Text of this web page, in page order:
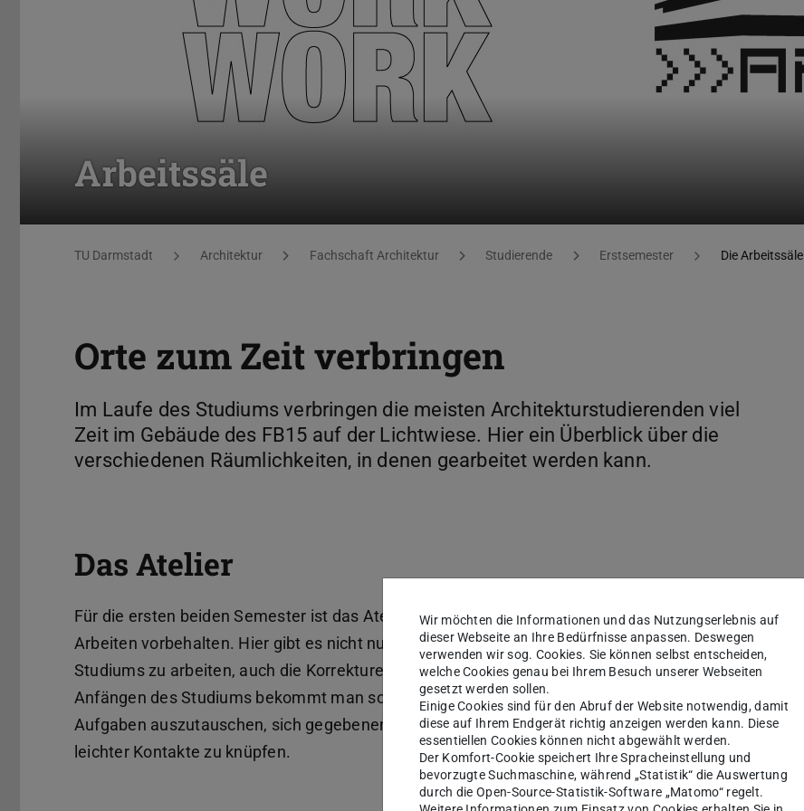
Arbeitssäle
Sie befinden sich hier:
TU Darmstadt Architektur Fachschaft Architektur Studierende Erstsemester Die Arbeitssäle
Orte zum Zeit verbringen
Im Laufe des Studiums verbringen die meisten Architekturstudierenden viel
Zeit im Gebäude des FB15 auf der Lichtwiese. Hier ein Überblick über die
verschiedenen Räumlichkeiten, in denen gearbeitet werden kann.
Das Atelier
Für die ersten beiden Semester ist das Atelier im 2. Obergeschoss den Erstsemestern zum
Arbeiten vorbehalten. Hier gibt es nicht nur die Möglichkeit an dem ersten Entwurf des
Studiums zu arbeiten, auch die Korrekturen finden wöchentlich im Atelier statt. Gerade in den
Anfängen des Studiums bekommt man so die Option sich mit anderen über Projekte und
Aufgaben auszutauschen, sich gegebenenfalls Hilfestellung zu geben und natürlich auch
leichter Kontakte zu knüpfen.
Wir möchten die Informationen und das Nutzungserlebnis auf
dieser Webseite an Ihre Bedürfnisse anpassen. Deswegen
verwenden wir sog. Cookies. Sie können selbst entscheiden,
welche Cookies genau bei Ihrem Besuch unserer Webseiten
gesetzt werden sollen.
Einige Cookies sind für den Abruf der Website notwendig, damit
diese auf Ihrem Endgerät richtig anzeigen werden kann. Diese
essentiellen Cookies können nicht abgewählt werden.
Der Komfort-Cookie speichert Ihre Spracheinstellung und
bevorzugte Suchmaschine, während „Statistik“ die Auswertung
durch die Open-Source-Statistik-Software „Matomo“ regelt.